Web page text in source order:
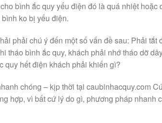
bình ắc quy yếu điện đó là quá nhiệt
ko bị yếu điện.
phải chú ý đến một số vấn đề sau: Phải
tháo bình ắc quy, khách phải nhớ tháo dỡ
quy hết điện khách phải khiến gì?
chóng – kịp thời tại caubinhacquy.com
hợp, vì bất cứ lý do gì, phương pháp